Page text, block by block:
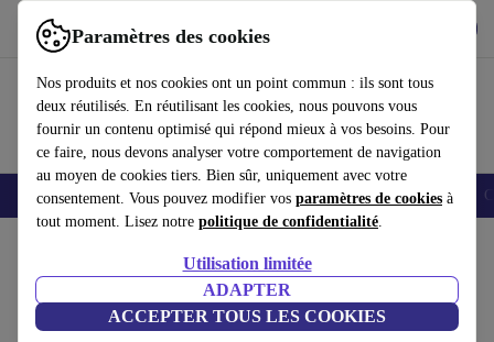
Paramètres des cookies
Nos produits et nos cookies ont un point commun : ils sont tous
deux réutilisés. En réutilisant les cookies, nous pouvons vous
fournir un contenu optimisé qui répond mieux à vos besoins. Pour
ce faire, nous devons analyser votre comportement de navigation
au moyen de cookies tiers. Bien sûr, uniquement avec votre
consentement. Vous pouvez modifier vos paramètres de cookies à
tout moment. Lisez notre politique de confidentialité.
Utilisation limitée
ADAPTER
ACCEPTER TOUS LES COOKIES
Utilisez refurbed rapidement et facilement
Smartphones Laptops Tablettes Montres connectées Accessoires
Huawei Nova 7 SE
6 GB | 128 GB | Dual-SIM | vert